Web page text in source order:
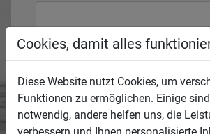
Senden
Cookies, damit alles
Diese Website nutzt Cookies, um
Funktionen zu ermöglichen. Einige
notwendig, andere helfen uns, die